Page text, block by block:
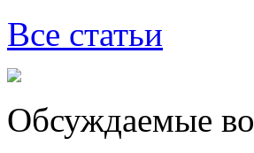
Все статьи
Обсуждаемые